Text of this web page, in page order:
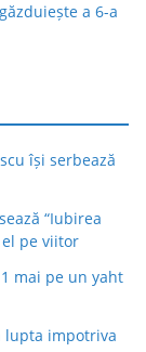
a 6-a
își serbează
“Iubirea
pe viitor
mai pe un yaht
lupta impotriva